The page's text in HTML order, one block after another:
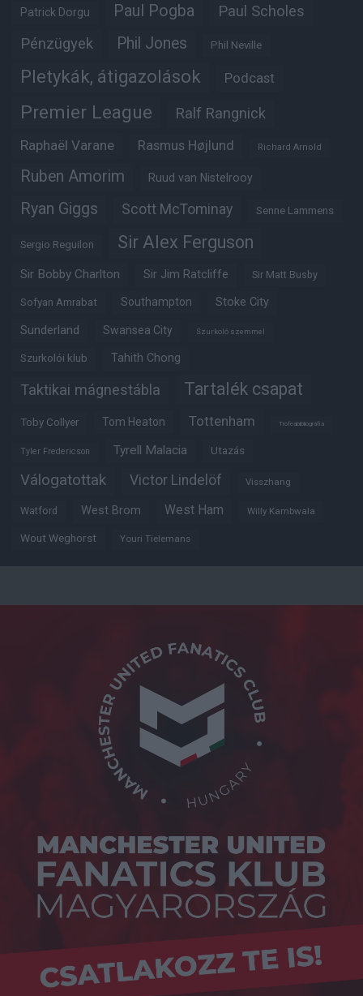
Patrick Dorgu Paul Pogba Paul Scholes
Pénzügyek Phil Jones Phil Neville
Pletykák, átigazolások Podcast
Premier League Ralf Rangnick
Raphaël Varane Rasmus Højlund Richard Arnold
Ruben Amorim Ruud van Nistelrooy
Ryan Giggs Scott McTominay Senne Lammens
Sergio Reguilon Sir Alex Ferguson
Sir Bobby Charlton Sir Jim Ratcliffe Sir Matt Busby
Sofyan Amrabat Southampton Stoke City
Sunderland Swansea City Szurkoló szemmel
Szurkolói klub Tahith Chong
Taktikai mágnestábla Tartalék csapat
Toby Collyer Tom Heaton Tottenham Trófeabibliográfia
Tyler Fredericson Tyrell Malacia Utazás
Válogatottak Victor Lindelöf Visszhang
Watford West Brom West Ham Willy Kambwala
Wout Weghorst Youri Tielemans